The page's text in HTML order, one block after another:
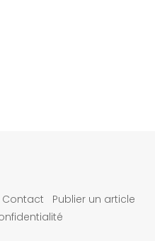
Contact
Publier un article